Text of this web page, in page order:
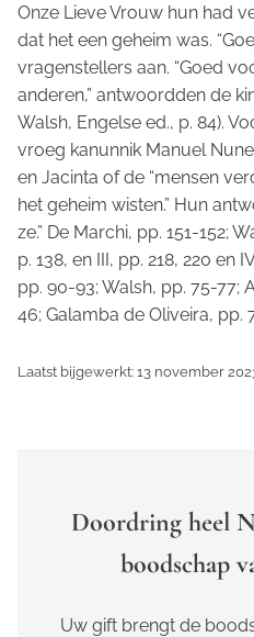
Onze Lieve Vrouw hun had
dat het een geheim was.
vragenstellers aan. “Goed
anderen,” antwoordden de
Walsh, Engelse ed., p. 84).
vroeg kanunnik Manuel
en Jacinta of de “mensen
het geheim wisten.” Hun
ze.” De Marchi, pp. 151-152;
p. 138, en III, pp. 218, 220 en
pp. 90-93; Walsh, pp. 75-77;
46; Galamba de Oliveira, pp.
Laatst bijgewerkt: 13 november
Doordring heel
boodschap
Uw gift brengt de